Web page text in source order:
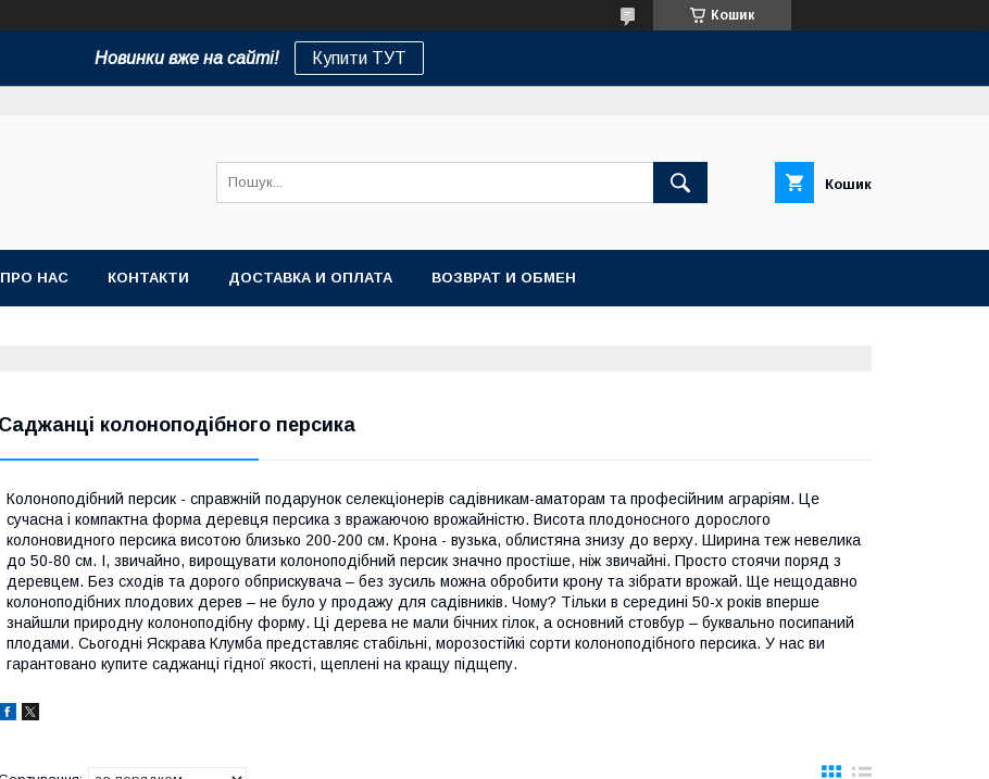
Кошик
Новинки вже на сайті! Купити ТУТ
Кошик
ПРО НАС КОНТАКТИ ДОСТАВКА И ОПЛАТА ВОЗВРАТ И ОБМЕН
Саджанці колоноподібного персика
Колоноподібний персик - справжній подарунок селекціонерів садівникам-аматорам та професійним аграріям. Це
сучасна і компактна форма деревця персика з вражаючою врожайністю. Висота плодоносного дорослого
колоновидного персика висотою близько 200-200 см. Крона - вузька, облистяна знизу до верху. Ширина теж невелика
до 50-80 см. І, звичайно, вирощувати колоноподібний персик значно простіше, ніж звичайні. Просто стоячи поряд з
деревцем. Без сходів та дорого обприскувача – без зусиль можна обробити крону та зібрати врожай. Ще нещодавно
колоноподібних плодових дерев – не було у продажу для садівників. Чому? Тільки в середині 50-х років вперше
знайшли природну колоноподібну форму. Ці дерева не мали бічних гілок, а основний стовбур – буквально посипаний
плодами. Сьогодні Яскрава Клумба представляє стабільні, морозостійкі сорти колоноподібного персика. У нас ви
гарантовано купите саджанці гідної якості, щеплені на кращу підщепу.